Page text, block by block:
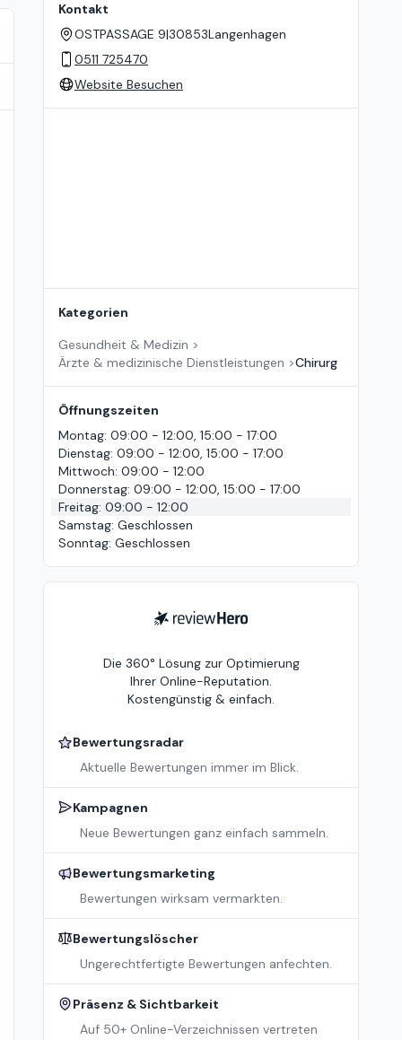
Kontakt
OSTPASSAGE 9|30853Langenhagen
0511 725470
Website Besuchen
Kategorien
Gesundheit & Medizin >
Ärzte & medizinische Dienstleistungen >Chirurg
Öffnungszeiten
Montag: 09:00 - 12:00, 15:00 - 17:00
Dienstag: 09:00 - 12:00, 15:00 - 17:00
Mittwoch: 09:00 - 12:00
Donnerstag: 09:00 - 12:00, 15:00 - 17:00
Freitag: 09:00 - 12:00
Samstag: Geschlossen
Sonntag: Geschlossen
ReviewHero
Die 360° Lösung zur Optimierung
Ihrer Online-Reputation.
Kostengünstig & einfach.
Bewertungsradar
Aktuelle Bewertungen immer im Blick.
Kampagnen
Neue Bewertungen ganz einfach sammeln.
Bewertungsmarketing
Bewertungen wirksam vermarkten.
Bewertungslöscher
Ungerechtfertigte Bewertungen anfechten.
Präsenz & Sichtbarkeit
Auf 50+ Online-Verzeichnissen vertreten